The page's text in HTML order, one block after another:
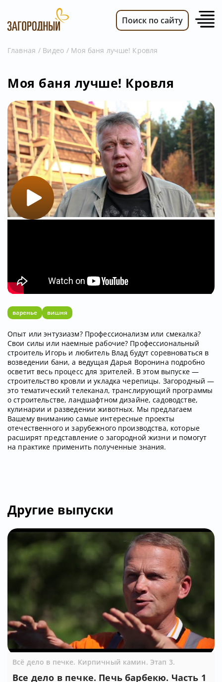
НОВОСТИ
ПЕРЕДАЧИ
ТЕЛЕПРОГРАММА
РЕКЛАМОДАТЕЛЯМ
Поиск по сайту
Главная Видео Моя баня лучше! Кровля
Моя баня лучше! Кровля
варенье вишня
Опыт или энтузиазм? Профессионализм или смекалка?
Свои силы или наемные рабочие? Профессиональный
строитель Игорь и любитель Влад будут соревноваться в
возведении бани, а ведущая Дарья Воронина подробно
осветит весь процесс для зрителей. В этом выпуске —
строительство кровли и укладка черепицы. Загородный —
это тематический телеканал, транслирующий программы
о строительстве, ландшафтном дизайне, садоводстве,
кулинарии и разведении животных. Мы предлагаем
Вашему вниманию самые интересные проекты
отечественного и зарубежного производства, которые
расширят представление о загородной жизни и помогут
на практике применить полученные знания.
Другие выпуски
Всё дело в печке. Кирпичный камин. Этап 3.
Все дело в печке. Печь барбекю. Часть 1